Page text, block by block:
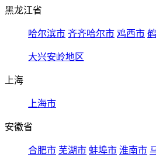
黑龙江省
哈尔滨市 齐齐哈尔市 鸡西市
大兴安岭地区
上海
上海市
安徽省
合肥市 芜湖市 蚌埠市 淮南市